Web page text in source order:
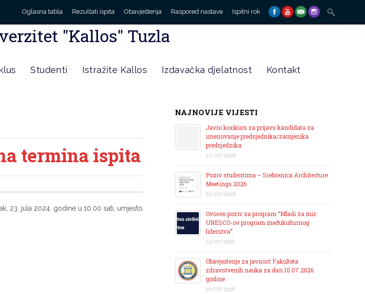
Oglasna tabla Rezultati ispita Obavještenja Raspored nastave Ispitni rok
Search
for:
"Kallos" Tuzla
Studenti Istražite Kallos Izdavačka djelatnost Kontakt
termina ispita
23. jula 2024. godine u 10.00 sati, umjesto
NAJNOVIJE VIJESTI
Javni konkurs za prijavu kandidata za
imenovanje predsjednika/zamjenika
predsjednika
22/07/2026
Poziv studentima – Srebrenica Architecture
Meetings 2026
22/07/2026
Ovoren poziv za program “Mladi za mir:
UNESCO-ov program međukulturnog
liderstva”
13/07/2026
Obavještenje za javnost Fakulteta
zdravstvenih nauka za dan 10.07.2026.
godine
10/07/2026